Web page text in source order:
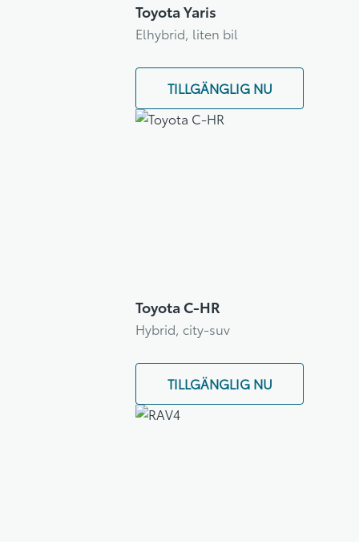
Toyota Yaris
Elhybrid, liten bil
TILLGÄNGLIG NU
Toyota C-HR
Hybrid, city-suv
TILLGÄNGLIG NU